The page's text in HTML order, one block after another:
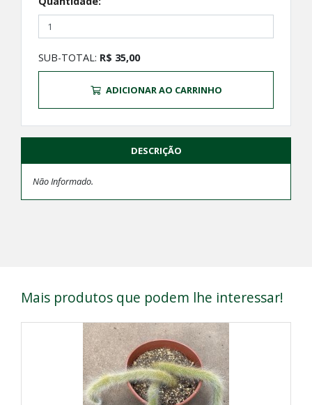
SUB-TOTAL: R$ 35,00
ADICIONAR AO CARRINHO
DESCRIÇÃO
Não Informado.
Mais produtos que podem lhe interessar!